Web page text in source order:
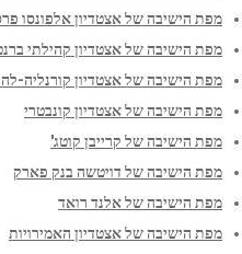
מפת הישיבה של אצטדיון אלפונסו
מפת הישיבה של אצטדיון קהילתי
מפת הישיבה של אצטדיון קורנליה-
מפת הישיבה של אצטדיון קונבטרי
מפת הישיבה של קרייבן קוטג'
מפת הישיבה של דויטשה בנק פארק
מפת הישיבה של אלנד רואד
מפת הישיבה של אצטדיון האמירויות